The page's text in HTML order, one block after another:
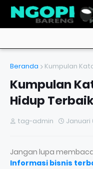
Beranda Kumpulan
Kumpulan
Hidup
tag-admin Januari
Jangan lupa
Informasi bisnis